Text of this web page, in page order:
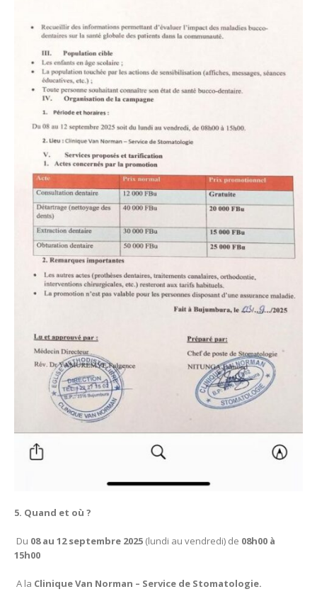
5. Quand et où ?
Du 08 au 12 septembre 2025 (lundi au vendredi) de 08h00 à
15h00
A la Clinique Van Norman – Service de Stomatologie.